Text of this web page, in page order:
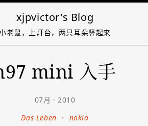
xjpvictor's Blog
老鼠，上灯台，两只耳朵竖起来
mini 入手
07月 · 2010
Das Leben
· nokia